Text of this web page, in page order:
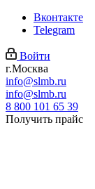
Вконтакте
Telegram
Войти
г.Москва
info@slmb.ru
info@slmb.ru
8 800 101 65 39
Получить прайс